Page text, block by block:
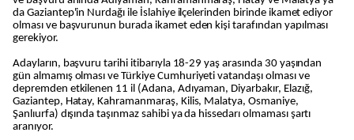
da Gaziantep'in Nurdağı ile İslahiye ilçelerinden birinde ikamet ediyor
olması ve başvurunun burada ikamet eden kişi tarafından yapılması
gerekiyor.
Adayların, başvuru tarihi itibarıyla 18-29 yaş arasında 30 yaşından
gün almamış olması ve Türkiye Cumhuriyeti vatandaşı olması ve
depremden etkilenen 11 il (Adana, Adıyaman, Diyarbakır, Elazığ,
Gaziantep, Hatay, Kahramanmaraş, Kilis, Malatya, Osmaniye,
Şanlıurfa) dışında taşınmaz sahibi ya da hissedarı olmaması şartı
aranıyor.